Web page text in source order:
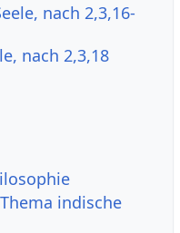
nach 2,3,16-
nach 2,3,18
indische